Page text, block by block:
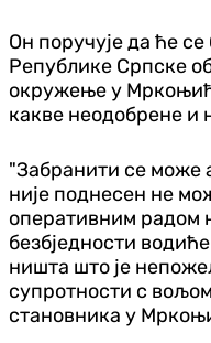
Он поручује да ће
Републике Српске
окружење у
какве неодобрене и
"Забранити се може
није поднесен не
оперативним радом
безбједности
ништа што је
супротности с
становника у